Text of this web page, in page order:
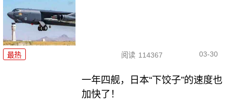
最热 阅读 114367 03-30
一年四舰，日本“下饺子”的速度也
加快了！